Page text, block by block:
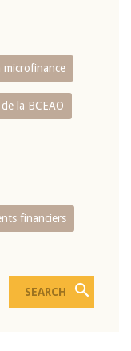
microfinance
la BCEAO
financiers